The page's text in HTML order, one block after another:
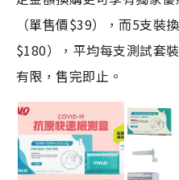
（單售價$39），而5支裝
$180），平均每支測試套
有限，售完即止。